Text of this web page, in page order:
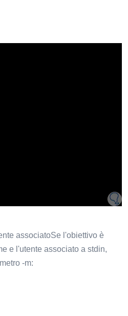
associatoSe l'obiettivo è
e l'utente associato a stdin,
-m: